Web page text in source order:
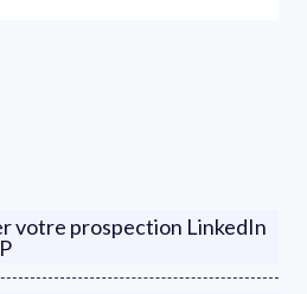
votre prospection LinkedIn